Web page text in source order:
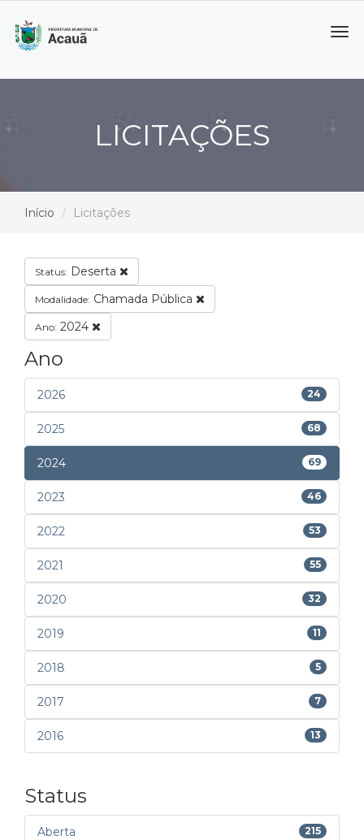
LICITAÇÕES
Início Licitações
Status: Deserta
Modalidade: Chamada Pública
Ano: 2024
Ano
2026 24
2025 68
2024 69
2023 46
2022 53
2021 55
2020 32
2019 11
2018 5
2017 7
2016 13
Status
Aberta 215